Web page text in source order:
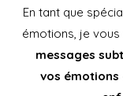
En tant que
émotions, je vous
messages
vos émotions